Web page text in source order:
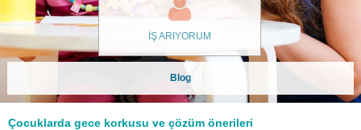
İŞ ARIYORUM
Blog
Çocuklarda gece korkusu ve çözüm önerileri